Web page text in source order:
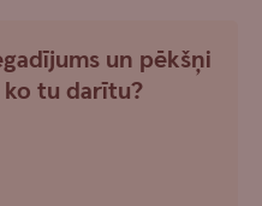
un pēkšņi
tu darītu?